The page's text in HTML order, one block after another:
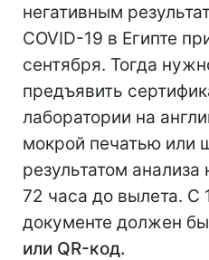
негативным
COVID-19 в Египте
сентября. Тогда
предъявить
лаборатории на
мокрой печатью или
результатом
72 часа до вылета. С
документе должен
или QR-код.